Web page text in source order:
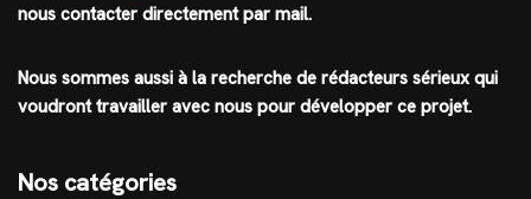
nous contacter directement par mail.
Nous sommes aussi à la recherche de rédacteurs sérieux qui
voudront travailler avec nous pour développer ce projet.
Nos catégories